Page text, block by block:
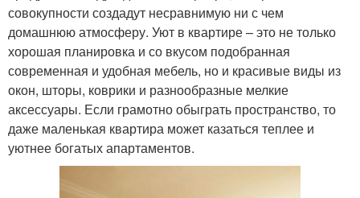
совокупности создадут несравнимую ни с чем
домашнюю атмосферу. Уют в квартире – это не только
хорошая планировка и со вкусом подобранная
современная и удобная мебель, но и красивые виды из
окон, шторы, коврики и разнообразные мелкие
аксессуары. Если грамотно обыграть пространство, то
даже маленькая квартира может казаться теплее и
уютнее богатых апартаментов.